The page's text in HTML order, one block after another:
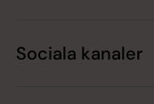
Sociala kanaler